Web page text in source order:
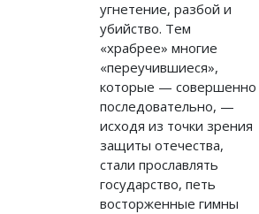
угнетение, разбой и
убийство. Тем
«храбрее» многие
«переучившиеся»,
которые — совершенно
последовательно, —
исходя из точки зрения
защиты отечества,
стали прославлять
государство, петь
восторженные гимны